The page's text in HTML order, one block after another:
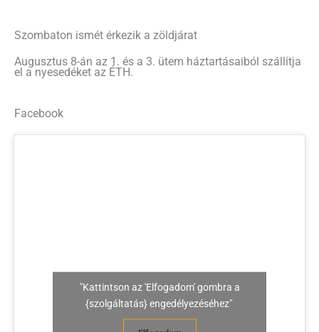
Szombaton ismét érkezik a zöldjárat
Augusztus 8-án az 1. és a 3. ütem háztartásaiból szállítja
el a nyesedéket az ÉTH.
Facebook
"Kattintson az 'Elfogadom' gombra a
{szolgáltatás} engedélyezéséhez"